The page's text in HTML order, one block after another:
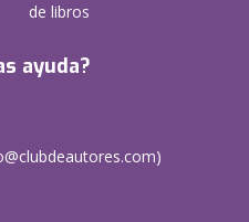
de libros
ayuda?
)